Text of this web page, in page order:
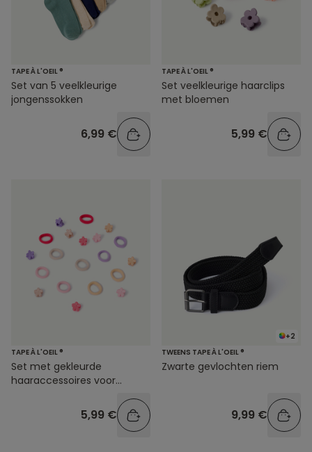
TAPE À L'OEIL ®
Set van 5 veelkleurige
jongenssokken
6,99 €
TAPE À L'OEIL ®
Set veelkleurige haarclips
met bloemen
5,99 €
TAPE À L'OEIL ®
Set met gekleurde
haaraccessoires voor
5,99 €
+2
TWEENS TAPE À L'OEIL ®
Zwarte gevlochten riem
9,99 €